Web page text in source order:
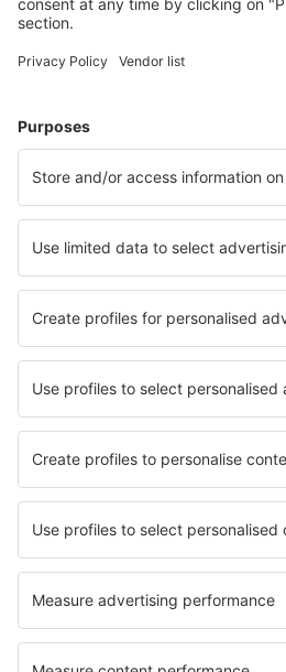
Udon Thani Intl Airport (UTH)
Rayong U-Tapao (UTP)